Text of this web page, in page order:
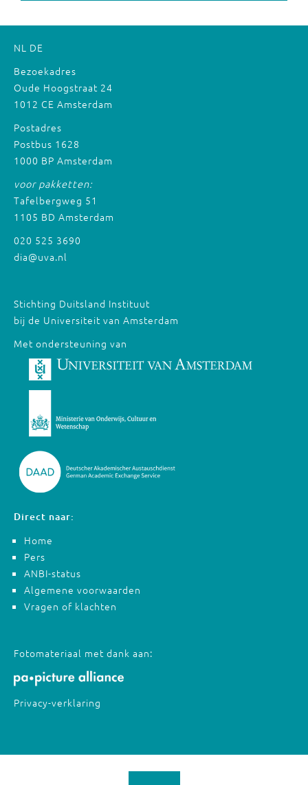
NL DE
Bezoekadres
Oude Hoogstraat 24
1012 CE Amsterdam
Postadres
Postbus 1628
1000 BP Amsterdam
voor pakketten:
Tafelbergweg 51
1105 BD Amsterdam
020 525 3690
dia@uva.nl
Stichting Duitsland Instituut
bij de Universiteit van Amsterdam
Met ondersteuning van
Direct naar:
Home
Pers
ANBI-status
Algemene voorwaarden
Vragen of klachten
Fotomateriaal met dank aan:
Privacy-verklaring